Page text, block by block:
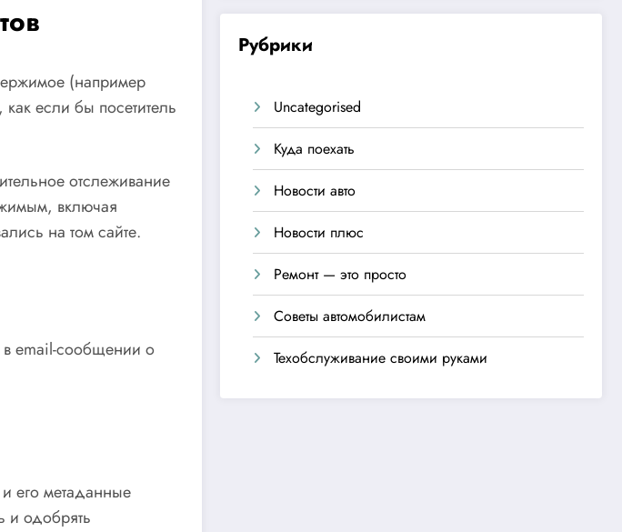
(например
если бы посетитель
отслеживание
включая
на том сайте.
в email-сообщении о
его метаданные
и одобрять
Рубрики
Uncategorised
Куда поехать
Новости авто
Новости плюс
Ремонт — это просто
Советы автомобилистам
Техобслуживание своими руками